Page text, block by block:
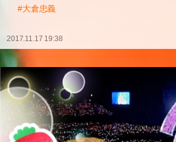
#大倉忠義
2017.11.17 19:38